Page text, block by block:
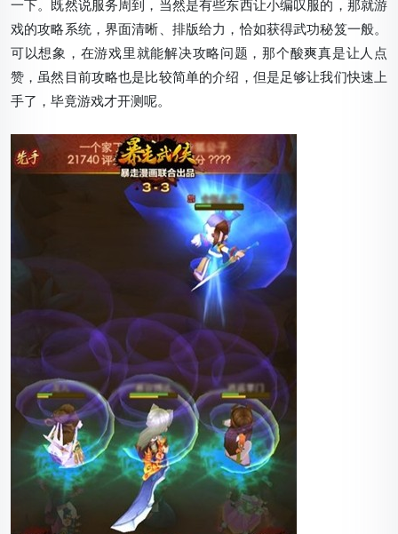
一下。既然说服务周到，当然是有些东西让小编叹服的，那就游
戏的攻略系统，界面清晰、排版给力，恰如获得武功秘笈一般。
可以想象，在游戏里就能解决攻略问题，那个酸爽真是让人点
赞，虽然目前攻略也是比较简单的介绍，但是足够让我们快速上
手了，毕竟游戏才开测呢。